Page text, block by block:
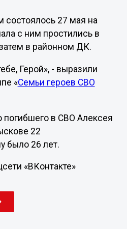
27 мая на
с ним простились в
в районном ДК.
Герой», - выразили
«Семьи героев СВО
погибшего в СВО Алексея
22
было 26 лет.
«ВКонтакте»